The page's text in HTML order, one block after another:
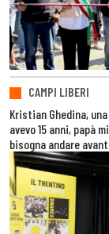
CAMPI LIBERI
Kristian Ghedina,
avevo 15 anni, papà
bisogna andare